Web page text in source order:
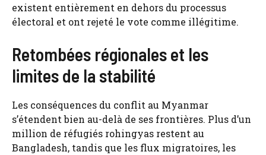
existent entièrement en dehors du processus
électoral et ont rejeté le vote comme illégitime.
Retombées régionales et les
limites de la stabilité
Les conséquences du conflit au Myanmar
s’étendent bien au-delà de ses frontières. Plus d’un
million de réfugiés rohingyas restent au
Bangladesh, tandis que les flux migratoires, les